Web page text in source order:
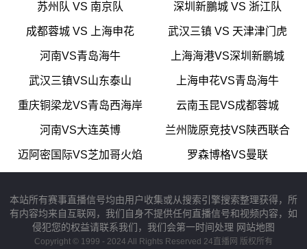
苏州队 VS 南京队 深圳新鵬城 VS 浙江队
成都蓉城 VS 上海申花 武汉三镇 VS 天津津门虎
河南VS青岛海牛 上海海港VS深圳新鹏城
武汉三镇VS山东泰山 上海申花VS青岛海牛
重庆铜梁龙VS青岛西海岸 云南玉昆VS成都蓉城
河南VS大连英博 兰州陇原竞技VS陕西联合
迈阿密国际VS芝加哥火焰 罗森博格VS曼联
本站所有赛事直播信号均由用户收集或从搜索引擎搜索整理获得，所
有内容均来自互联网，我们自身不提供任何直播信号和视频内容，如
侵犯您的权益请联系我们，我们会第一时间处理 网站地图
Copyright © 1999 - 2024 All Rights Reserved 24直播网 版权所有